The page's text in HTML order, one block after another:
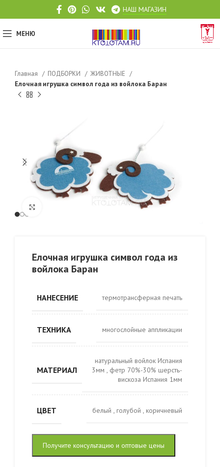
НАШ МАГАЗИН
МЕНЮ
Главная ПОДБОРКИ
ЖИВОТНЫЕ
Елочная игрушка символ года из войлока Баран
Елочная игрушка символ года из
войлока Баран
НАНЕСЕНИЕ термотрансферная печать
ТЕХНИКА многослойные аппликации
МАТЕРИАЛ
натуральный войлок Испания
3мм , фетр 70%-30% шерсть-
вискоза Испания 1мм
ЦВЕТ белый , голубой , коричневый
Получите консультацию и оптовые цены